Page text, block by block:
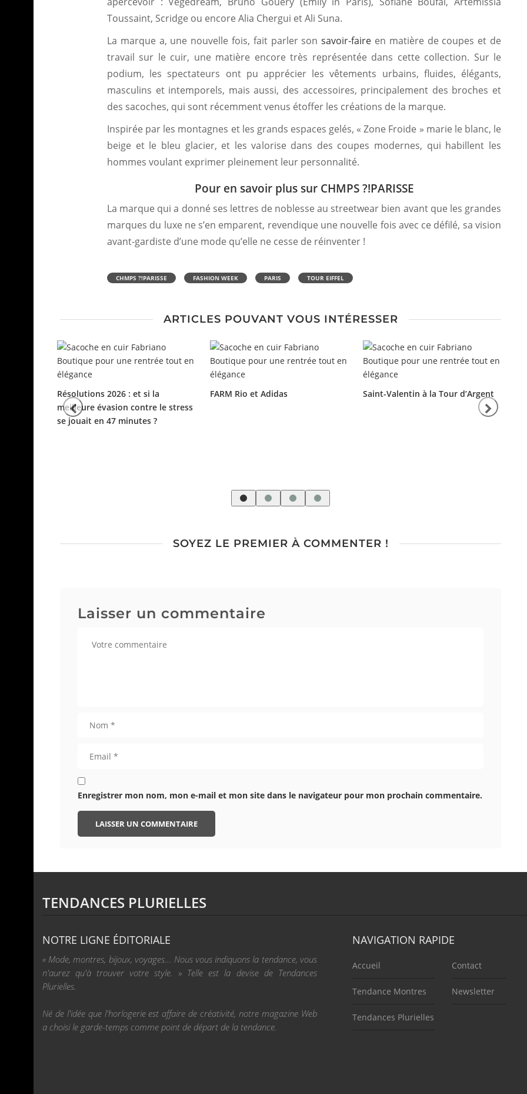
Toussaint, Scridge ou encore Alia Chergui et Ali Suna.
La marque a, une nouvelle fois, fait parler sonsavoir-faire en matière de coupes et de
travail sur le cuir, une matière encore très représentée dans cette collection. Sur le
podium, les spectateurs ont pu apprécier les vêtements urbains, fluides, élégants,
masculins et intemporels, mais aussi, des accessoires, principalement des broches et
des sacoches, qui sont récemment venus étoffer les créations de la marque.
Inspirée par les montagnes et les grands espaces gelés, « Zone Froide » marie le blanc, le
beige et le bleu glacier, et les valorise dans des coupes modernes, qui habillent les
hommes voulant exprimer pleinement leur personnalité.
Pour en savoir plus sur CHMPS ?!PARISSE
La marque qui a donné ses lettres de noblesse au streetwear bien avant que les grandes
marques du luxe ne s’en emparent, revendique une nouvelle fois avec ce défilé, sa vision
avant-gardiste d’une mode qu’elle ne cesse de réinventer !
CHMPS ?!PARISSE FASHION WEEK PARIS TOUR EIFFEL
ARTICLES POUVANT VOUS INTÉRESSER
Résolutions 2026 : et si la
meilleure évasion contre le stress
se jouait en 47 minutes ?
FARM Rio et Adidas Saint-Valentin à la Tour d’Argent
SOYEZ LE PREMIER À COMMENTER !
Laisser un commentaire
Enregistrer mon nom, mon e-mail et mon site dans le navigateur pour mon prochain commentaire.
TENDANCES PLURIELLES
NOTRE LIGNE ÉDITORIALE
« Mode, montres, bijoux, voyages... Nous vous indiquons la tendance, vous
n'aurez qu'à trouver votre style. » Telle est la devise de Tendances
Plurielles.
Né de l'idée que l'horlogerie est affaire de créativité, notre magazine Web
a choisi le garde-temps comme point de départ de la tendance.
NAVIGATION RAPIDE
Accueil
Tendance Montres
Tendances Plurielles
Contact
Newsletter